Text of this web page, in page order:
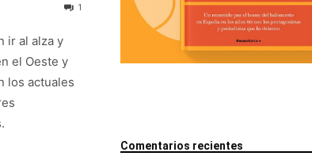
1
ir al alza y
el Oeste y
los actuales
Comentarios recientes